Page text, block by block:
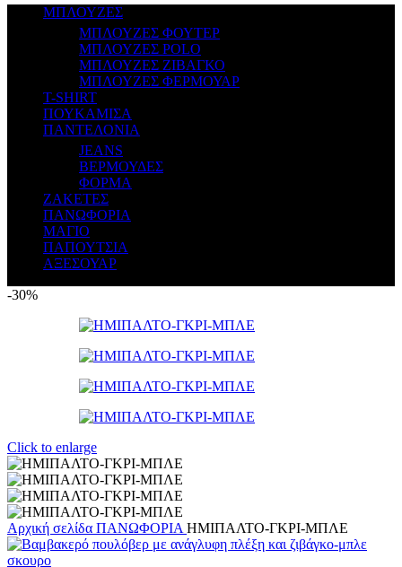
ΜΠΛΟΥΖΕΣ
ΜΠΛΟΥΖΕΣ ΦΟΥΤΕΡ
ΜΠΛΟΥΖΕΣ POLO
ΜΠΛΟΥΖΕΣ ΖΙΒΑΓΚΟ
ΜΠΛΟΥΖΕΣ ΦΕΡΜΟΥΑΡ
T-SHIRT
ΠΟΥΚΑΜΙΣΑ
ΠΑΝΤΕΛΟΝΙΑ
JEANS
ΒΕΡΜΟΥΔΕΣ
ΦΟΡΜΑ
ΖΑΚΕΤΕΣ
ΠΑΝΩΦΟΡΙΑ
ΜΑΓΙΟ
ΠΑΠΟΥΤΣΙΑ
ΑΞΕΣΟΥΑΡ
-30%
Click to enlarge
Αρχική σελίδα ΠΑΝΩΦΟΡΙΑ ΗΜΙΠΑΛΤΟ-ΓΚΡΙ-ΜΠΛΕ